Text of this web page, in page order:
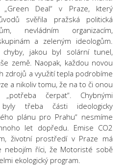
Deal“ v Praze, který
svěřila pražská politická
nevládním organizacím,
a zeleným ideologům.
jakou byl solární tunel,
země. Naopak, každou novou
zdrojů a využití tepla podrobíme
a nikoliv tomu, že na to či onou
čerpat“. Chybnými
byly třeba části ideologicky
plánu pro Prahu“ nesmíme
let dopředu. Emise CO2
životní prostředí v Praze má
nebojím říci, že Motoristé sobě
ekologický program.